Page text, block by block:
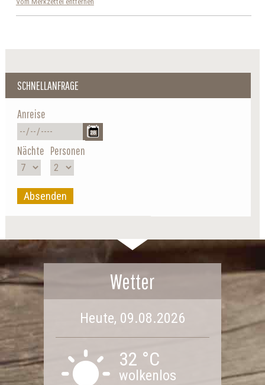
SCHNELLANFRAGE
Anreise
Nächte Personen
Absenden
Wetter
Heute, 09.08.2026
32 °C
wolkenlos